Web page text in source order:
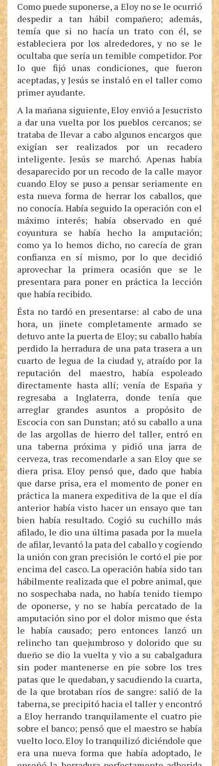
Como puede suponerse, a Eloy no se le ocurrió
despedir a tan hábil compañero; además,
temía que si no hacía un trato con él, se
estableciera por los alrededores, y no se le
ocultaba que sería un temible competidor. Por
lo que fijó unas condiciones, que fueron
aceptadas, y Jesús se instaló en el taller como
primer ayudante.
A la mañana siguiente, Eloy envió a Jesucristo
a dar una vuelta por los pueblos cercanos; se
trataba de llevar a cabo algunos encargos que
exigían ser realizados por un recadero
inteligente. Jesús se marchó. Apenas había
desaparecido por un recodo de la calle mayor
cuando Eloy se puso a pensar seriamente en
esta nueva forma de herrar los caballos, que
no conocía. Había seguido la operación con el
máximo interés; había observado en qué
coyuntura se había hecho la amputación;
como ya lo hemos dicho, no carecía de gran
confianza en sí mismo, por lo que decidió
aprovechar la primera ocasión que se le
presentara para poner en práctica la lección
que había recibido.
Ésta no tardó en presentarse: al cabo de una
hora, un jinete completamente armado se
detuvo ante la puerta de Eloy; su caballo había
perdido la herradura de una pata trasera a un
cuarto de legua de la ciudad y, atraído por la
reputación del maestro, había espoleado
directamente hasta allí; venía de España y
regresaba a Inglaterra, donde tenía que
arreglar grandes asuntos a propósito de
Escocia con san Dunstan; ató su caballo a una
de las argollas de hierro del taller, entró en
una taberna próxima y pidió una jarra de
cerveza, tras recomendarle a san Eloy que se
diera prisa. Eloy pensó que, dado que había
que darse prisa, era el momento de poner en
práctica la manera expeditiva de la que el día
anterior había visto hacer un ensayo que tan
bien había resultado. Cogió su cuchillo más
afilado, le dio una última pasada por la muela
de afilar, levantó la pata del caballo y cogiendo
la unión con gran precisión le cortó el pie por
encima del casco. La operación había sido tan
hábilmente realizada que el pobre animal, que
no sospechaba nada, no había tenido tiempo
de oponerse, y no se había percatado de la
amputación sino por el dolor mismo que ésta
le había causado; pero entonces lanzó un
relincho tan quejumbroso y dolorido que su
dueño se dio la vuelta y vio a su cabalgadura
sin poder mantenerse en pie sobre los tres
patas que le quedaban, y sacudiendo la cuarta,
de la que brotaban ríos de sangre: salió de la
taberna, se precipitó hacia el taller y encontró
a Eloy herrando tranquilamente el cuatro pie
sobre el banco; pensó que el maestro se había
vuelto loco. Eloy lo tranquilizó diciéndole que
era una nueva forma que había adoptado, le